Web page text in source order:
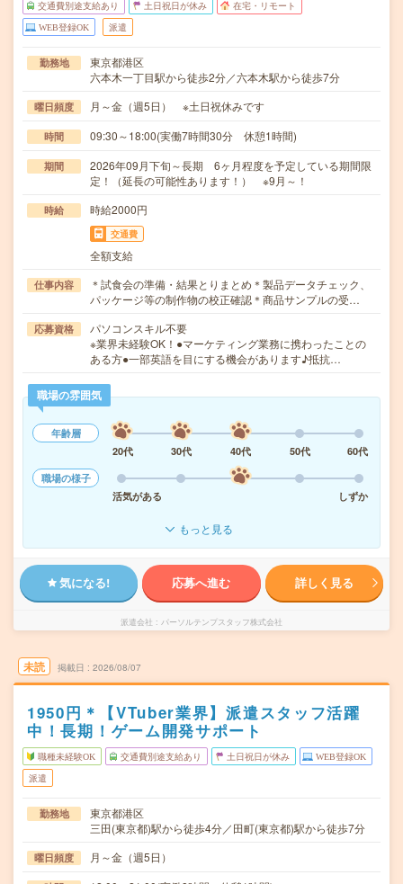
交通費別途支給あり 土日祝日が休み 在宅・リモート
WEB登録OK 派遣
勤務地
東京都港区
六本木一丁目駅から徒歩2分／六本木駅から徒歩7分
曜日頻度 月～金（週5日） ※土日祝休みです
時間 09:30～18:00(実働7時間30分 休憩1時間)
期間
2026年09月下旬～長期 6ヶ月程度を予定している期間限
定！（延長の可能性あります！） ※9月～！
時給 時給2000円
交通費
全額支給
仕事内容
＊試食会の準備・結果とりまとめ＊製品データチェック、
パッケージ等の制作物の校正確認＊商品サンプルの受…
応募資格
パソコンスキル不要
※業界未経験OK！●マーケティング業務に携わったことの
ある方●一部英語を目にする機会があります♪抵抗…
職場の雰囲気
年齢層
20代
30代 40代 50代
60代
職場の様子
活気がある
しずか
もっと見る
気になる! 応募へ進む 詳しく見る
派遣会社 パーソルテンプスタッフ株式会社
未読 掲載日 2026/08/07
1950円＊【VTuber業界】派遣スタッフ活躍
中！長期！ゲーム開発サポート
職種未経験OK 交通費別途支給あり 土日祝日が休み WEB登録OK
派遣
勤務地
東京都港区
三田(東京都)駅から徒歩4分／田町(東京都)駅から徒歩7分
曜日頻度 月～金（週5日）